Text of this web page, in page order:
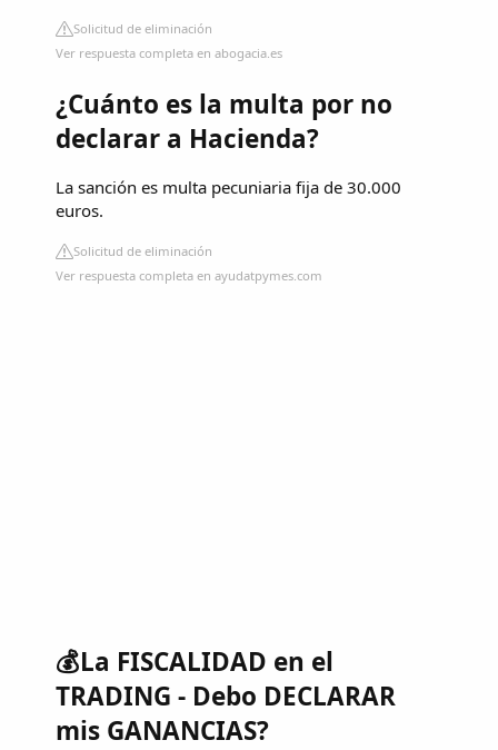
Solicitud de eliminación
Ver respuesta completa en abogacia.es
¿Cuánto es la multa por no
declarar a Hacienda?
La sanción es multa pecuniaria fija de 30.000
euros.
Solicitud de eliminación
Ver respuesta completa en ayudatpymes.com
💰La FISCALIDAD en el
TRADING - Debo DECLARAR
mis GANANCIAS?